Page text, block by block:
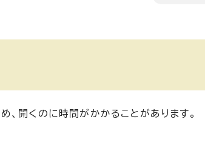
、開くのに時間がかかることがあります。